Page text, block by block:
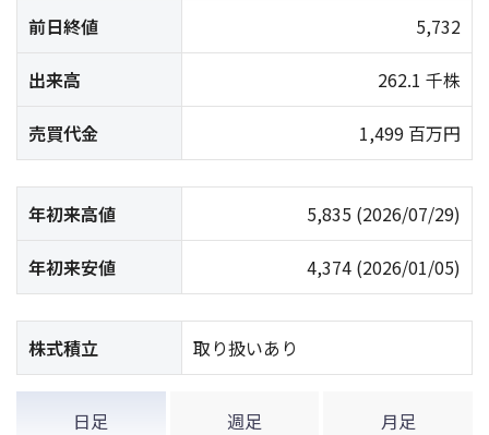
前日終値 5,732
出来高 262.1 千株
売買代金 1,499 百万円
年初来高値 5,835 (2026/07/29)
年初来安値 4,374 (2026/01/05)
株式積立 取り扱いあり
日足 週足 月足